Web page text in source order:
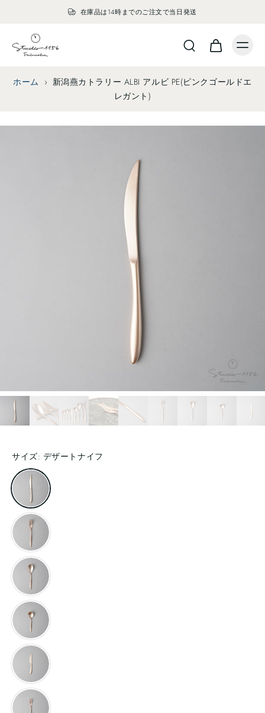
在庫品は14時までのご注文で当日発送
ホーム › 新潟燕カトラリー ALBI アルビ PE(ピンクゴールドエ
レガント)
サイズ: デザートナイフ